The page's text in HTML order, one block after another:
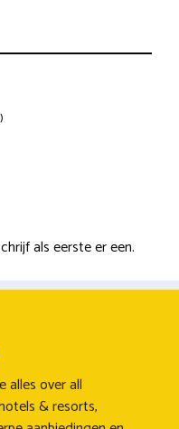
als eerste er een.
alles over all
& resorts,